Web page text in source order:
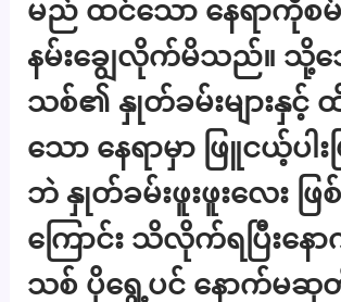
မည် ထင်သော နေရာကိုစ
နမ်းချွေလိုက်မိသည်။ သို့သ
သစ်၏ နှုတ်ခမ်းများနှင့်
သော နေရာမှာ ဖြူငယ့်ပါ
ဘဲ နှုတ်ခမ်းဖူးဖူးလေး ဖြ
ကြောင်း သိလိုက်ရပြီးနော
သစ် ပိုရွေ့ပင် နောက်မဆု